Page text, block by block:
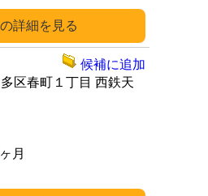
詳細
多区春町１丁目 西鉄天
ヶ月
候補に追加